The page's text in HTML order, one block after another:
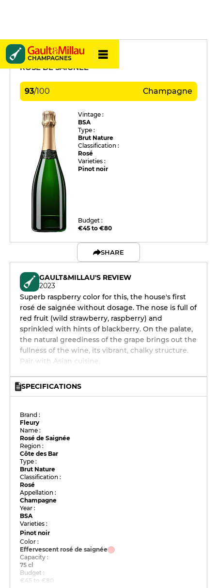
CHAMPAGNES
Fleury
ROSÉ DE SAIGNÉE
93/100 Champagne
Vintage :
BSA
Type :
Brut Nature
Classification :
Rosé
Varieties :
Pinot noir
Budget :
€45 to €80
SHARE
GAULT&MILLAU'S REVIEW
2023
Superb raspberry color for this, the house's first
rosé de saignée without dosage. The nose is full of
red fruit (wild strawberry, raspberry) and
sprinkled with hints of blackberry. On the palate,
the natural greediness of the grape brings out the
fullness of the wine, its vibrant, chalky structure.
Pair with Asian cuisine.
SPECIFICATIONS
Brand :
Fleury
Name :
Rosé de Saignée
Region :
Côte des Bar
Type :
Brut Nature
Classification :
Rosé
Appellation :
Champagne
Year :
BSA
Varieties :
Pinot noir
Color :
Effervescent rosé de saignée
Capacity :
75 cl
Budget :
€45 to €80